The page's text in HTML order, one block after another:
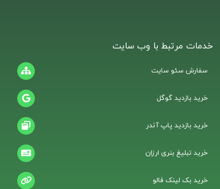
خدمات مرتبط با وب سایت
سفارش سئو سایت
خرید بازدید گوگل
خرید بازدید پاپ آندر
خرید تبلیغ بنری ارزان
خرید بک لینک فالو